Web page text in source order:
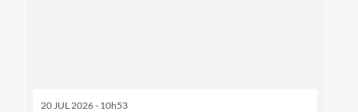
20 JUL 2026 - 10h53